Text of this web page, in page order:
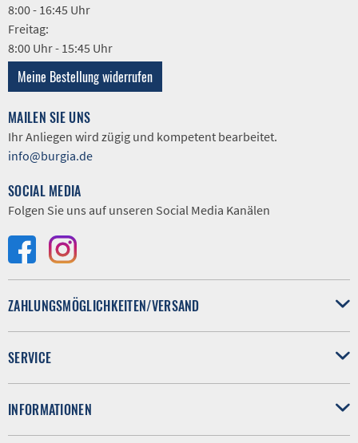
8:00 - 16:45 Uhr
Freitag:
8:00 Uhr - 15:45 Uhr
Meine Bestellung widerrufen
MAILEN SIE UNS
Ihr Anliegen wird zügig und kompetent bearbeitet.
info@burgia.de
SOCIAL MEDIA
Folgen Sie uns auf unseren Social Media Kanälen
ZAHLUNGSMÖGLICHKEITEN/VERSAND
SERVICE
INFORMATIONEN